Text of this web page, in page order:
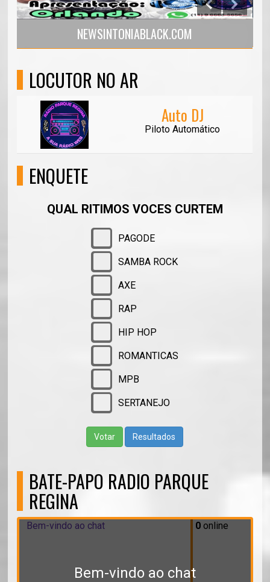
LOCUTOR NO AR
Auto DJ
Piloto Automático
ENQUETE
QUAL RITIMOS VOCES CURTEM
PAGODE
SAMBA ROCK
AXE
RAP
HIP HOP
ROMANTICAS
MPB
SERTANEJO
Votar Resultados
BATE-PAPO RADIO PARQUE
REGINA
Bem-vindo ao chat
Bem-vindo ao chat 0online